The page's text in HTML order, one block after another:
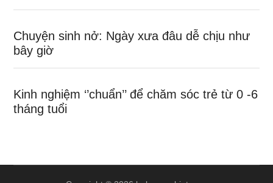
Chuyện sinh nở: Ngày xưa đâu dễ chịu như
bây giờ
Kinh nghiệm ‘’chuẩn’’ để chăm sóc trẻ từ 0 -6
tháng tuổi